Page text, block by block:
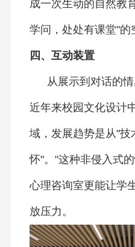
成一次生动的自然教
学问，处处有课堂"的
四、互动装置
从展示到对话的
近年来校园文化设计
域，发展趋势是从"
怀"。"这种非侵入式
心理咨询室更能让学
放压力。